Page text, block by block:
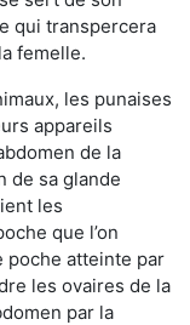
qui transpercera
femelle.
les punaises
appareils
de la
de sa glande
les
que l’on
poche atteinte par
les ovaires de la
par la